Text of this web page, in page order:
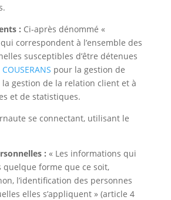
: Ci-après dénommé «
correspondent à l’ensemble des
susceptibles d’être détenues
COUSERANS pour la gestion de
gestion de la relation client et à
et de statistiques.
se connectant, utilisant le
: « Les informations qui
quelque forme que ce soit,
l’identification des personnes
elles s’appliquent » (article 4